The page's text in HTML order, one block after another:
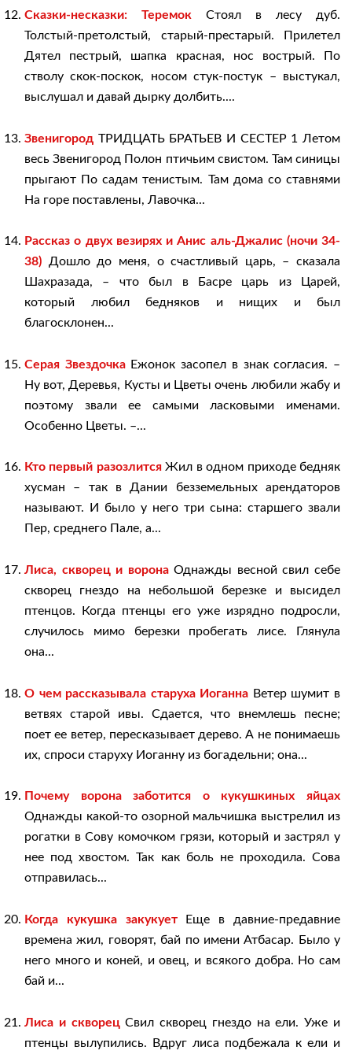
Сказки-несказки: Теремок Стоял в лесу дуб.
Толстый-претолстый, старый-престарый. Прилетел
Дятел пестрый, шапка красная, нос вострый. По
стволу скок-поскок, носом стук-постук – выстукал,
выслушал и давай дырку долбить....
Звенигород ТРИДЦАТЬ БРАТЬЕВ И СЕСТЕР 1 Летом
весь Звенигород Полон птичьим свистом. Там синицы
прыгают По садам тенистым. Там дома со ставнями
На горе поставлены, Лавочка...
Рассказ о двух везирях и Анис аль-Джалис (ночи 34-
38) Дошло до меня, о счастливый царь, – сказала
Шахразада, – что был в Басре царь из Царей,
который любил бедняков и нищих и был
благосклонен...
Серая ЗвездочкаЕжонок засопел в знак согласия. –
Ну вот, Деревья, Кусты и Цветы очень любили жабу и
поэтому звали ее самыми ласковыми именами.
Особенно Цветы. –...
Кто первый разозлитсяЖил в одном приходе бедняк
хусман – так в Дании безземельных арендаторов
называют. И было у него три сына: старшего звали
Пер, среднего Пале, а...
Лиса, скворец и воронаОднажды весной свил себе
скворец гнездо на небольшой березке и высидел
птенцов. Когда птенцы его уже изрядно подросли,
случилось мимо березки пробегать лисе. Глянула
она...
О чем рассказывала старуха Иоганна Ветер шумит в
ветвях старой ивы. Сдается, что внемлешь песне;
поет ее ветер, пересказывает дерево. А не понимаешь
их, спроси старуху Иоганну из богадельни; она...
Почему ворона заботится о кукушкиных яйцах
Однажды какой-то озорной мальчишка выстрелил из
рогатки в Сову комочком грязи, который и застрял у
нее под хвостом. Так как боль не проходила. Сова
отправилась...
Когда кукушка закукуетЕще в давние-предавние
времена жил, говорят, бай по имени Атбасар. Было у
него много и коней, и овец, и всякого добра. Но сам
бай и...
Лиса и скворецСвил скворец гнездо на ели. Уже и
птенцы вылупились. Вдруг лиса подбежала к ели и